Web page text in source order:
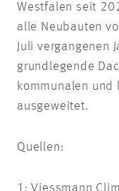
Westfalen seit
alle Neubauten
Juli vergangenen
grundlegende
kommunalen und
ausgeweitet.
Quellen:
1:Viessmann